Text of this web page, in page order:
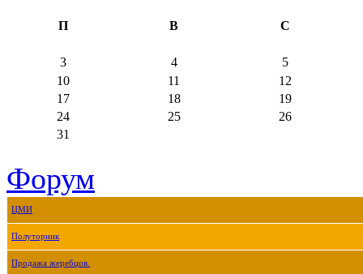
П В С
3 4
5
10
11
12
17
18
19
24
25
26
31
Форум
ЦМИ
Полуторник
Продажа жеребцов.